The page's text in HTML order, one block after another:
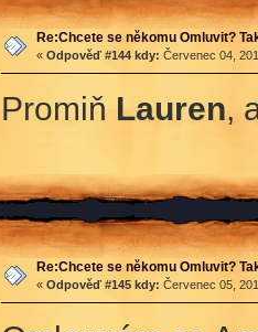
Re:Chcete se někomu Omluvit?
« Odpověď #144 kdy: Červenec 04,
Promiň Lauren,
Re:Chcete se někomu Omluvit?
« Odpověď #145 kdy: Červenec 05,